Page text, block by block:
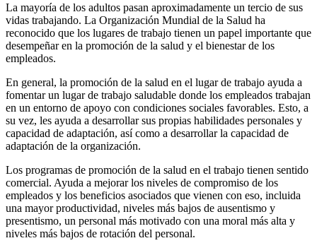
La mayoría de los adultos pasan aproximadamente un tercio de sus
vidas trabajando. La Organización Mundial de la Salud ha
reconocido que los lugares de trabajo tienen un papel importante que
desempeñar en la promoción de la salud y el bienestar de los
empleados.
En general, la promoción de la salud en el lugar de trabajo ayuda a
fomentar un lugar de trabajo saludable donde los empleados trabajan
en un entorno de apoyo con condiciones sociales favorables. Esto, a
su vez, les ayuda a desarrollar sus propias habilidades personales y
capacidad de adaptación, así como a desarrollar la capacidad de
adaptación de la organización.
Los programas de promoción de la salud en el trabajo tienen sentido
comercial. Ayuda a mejorar los niveles de compromiso de los
empleados y los beneficios asociados que vienen con eso, incluida
una mayor productividad, niveles más bajos de ausentismo y
presentismo, un personal más motivado con una moral más alta y
niveles más bajos de rotación del personal.